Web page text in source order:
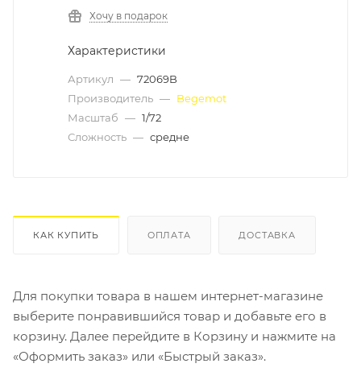
Хочу в подарок
Характеристики
Артикул — 72069B
Производитель — Begemot
Масштаб — 1/72
Сложность — средне
КАК КУПИТЬ ОПЛАТА ДОСТАВКА
Для покупки товара в нашем интернет-магазине
выберите понравившийся товар и добавьте его в
корзину. Далее перейдите в Корзину и нажмите на
«Оформить заказ» или «Быстрый заказ».